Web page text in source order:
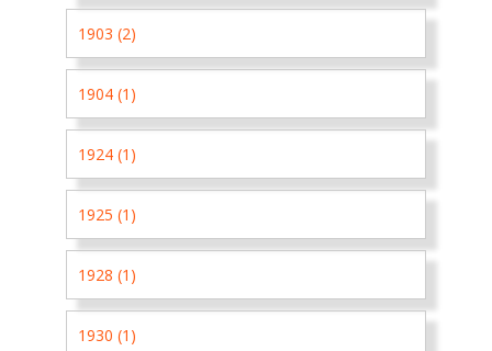
1903 (2)
1904 (1)
1924 (1)
1925 (1)
1928 (1)
1930 (1)